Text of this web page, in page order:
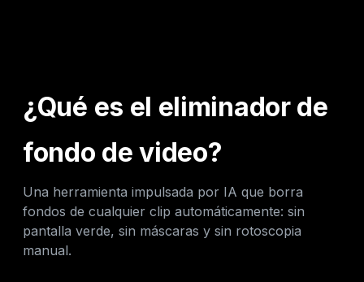
¿Qué es el eliminador de
fondo de video?
Una herramienta impulsada por IA que borra
fondos de cualquier clip automáticamente: sin
pantalla verde, sin máscaras y sin rotoscopia
manual.